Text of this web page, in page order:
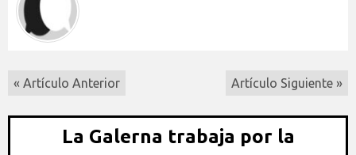
« Artículo Anterior Artículo Siguiente »
La Galerna trabaja por la